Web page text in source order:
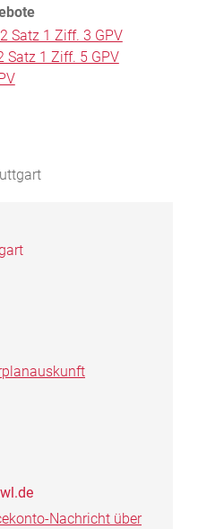
Satz 1 Ziff. 3 GPV
Satz 1 Ziff. 5 GPV
Nachricht über